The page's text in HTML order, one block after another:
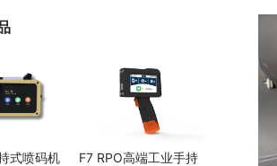
式喷码机
F7 RPO高端工业手持